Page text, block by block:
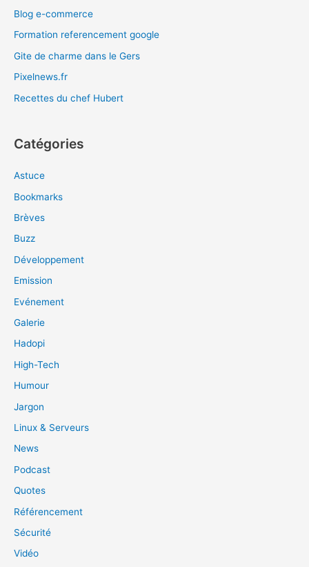
Blog e-commerce
Formation referencement google
Gite de charme dans le Gers
Pixelnews.fr
Recettes du chef Hubert
Catégories
Astuce
Bookmarks
Brèves
Buzz
Développement
Emission
Evénement
Galerie
Hadopi
High-Tech
Humour
Jargon
Linux & Serveurs
News
Podcast
Quotes
Référencement
Sécurité
Vidéo